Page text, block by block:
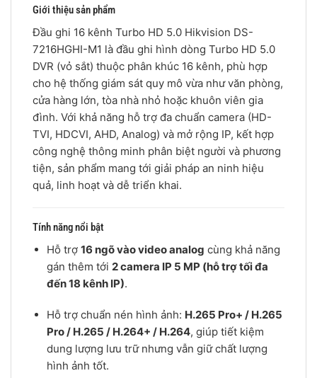
Giới thiệu sản phẩm
Đầu ghi 16 kênh Turbo HD 5.0 Hikvision DS-
7216HGHI-M1 là đầu ghi hình dòng Turbo HD 5.0
DVR (vỏ sắt) thuộc phân khúc 16 kênh, phù hợp
cho hệ thống giám sát quy mô vừa như văn phòng,
cửa hàng lớn, tòa nhà nhỏ hoặc khuôn viên gia
đình. Với khả năng hỗ trợ đa chuẩn camera (HD-
TVI, HDCVI, AHD, Analog) và mở rộng IP, kết hợp
công nghệ thông minh phân biệt người và phương
tiện, sản phẩm mang tới giải pháp an ninh hiệu
quả, linh hoạt và dễ triển khai.
Tính năng nổi bật
Hỗ trợ 16 ngõ vào video analog cùng khả năng
gán thêm tới 2 camera IP 5 MP (hỗ trợ tối đa
đến 18 kênh IP).
Hỗ trợ chuẩn nén hình ảnh: H.265 Pro+ / H.265
Pro / H.265 / H.264+ / H.264, giúp tiết kiệm
dung lượng lưu trữ nhưng vẫn giữ chất lượng
hình ảnh tốt.